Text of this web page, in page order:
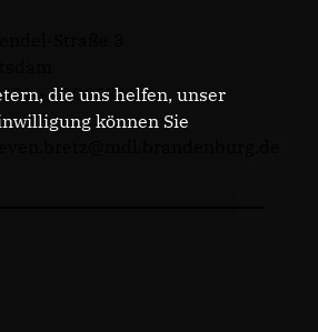
- 20085713
die uns helfen, unser
können Sie